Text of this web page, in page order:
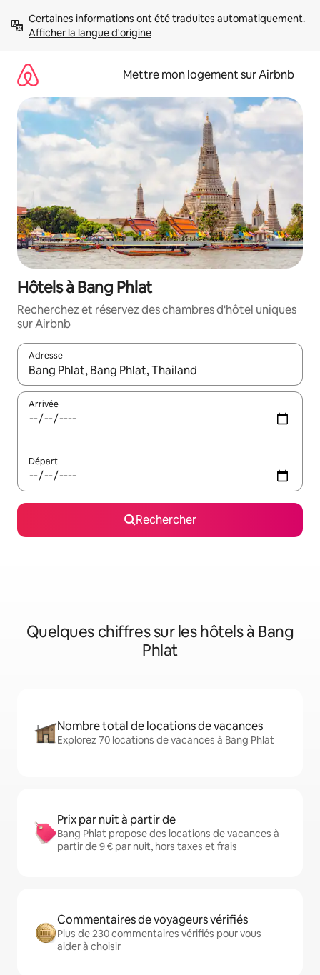
directement
Afficher la langue d'origine
Mettre mon logement sur Airbnb
Hôtels à Bang Phlat
Recherchez et réservez des chambres d'hôtel uniques
sur Airbnb
Adresse
Lorsque les résultats s'affichent, utilisez les flèches vers le
Arrivée
Départ
Rechercher
Quelques chiffres sur les hôtels à Bang
Phlat
Nombre total de locations de vacances
Explorez 70 locations de vacances à Bang Phlat
Prix par nuit à partir de
Bang Phlat propose des locations de vacances à
partir de 9 € par nuit, hors taxes et frais
Commentaires de voyageurs vérifiés
Plus de 230 commentaires vérifiés pour vous
aider à choisir